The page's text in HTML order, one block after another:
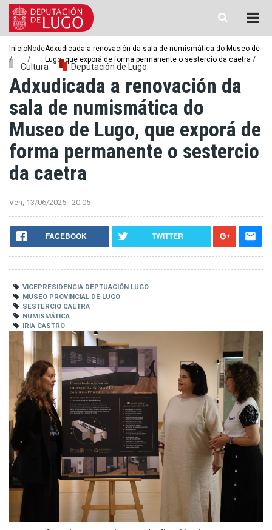
contido
principal
Miga
de
pan
InicioNodeAdxudicada a renovación da sala de numismática do Museo de
Lugo, que exporá de forma permanente o sestercio da caetra
Cultura Deputación de Lugo
Adxudicada a renovación da
sala de numismática do
Museo de Lugo, que exporá de
forma permanente o sestercio
da caetra
Ven, 13/06/2025 - 20:05
FACEBOOK TWITTER
VICEPRESIDENCIA DEPTUACIÓN LUGO
MUSEO PROVINCIAL DE LUGO
SESTERCIO CAETRA
NUMISMÁTICA
IRIA CASTRO